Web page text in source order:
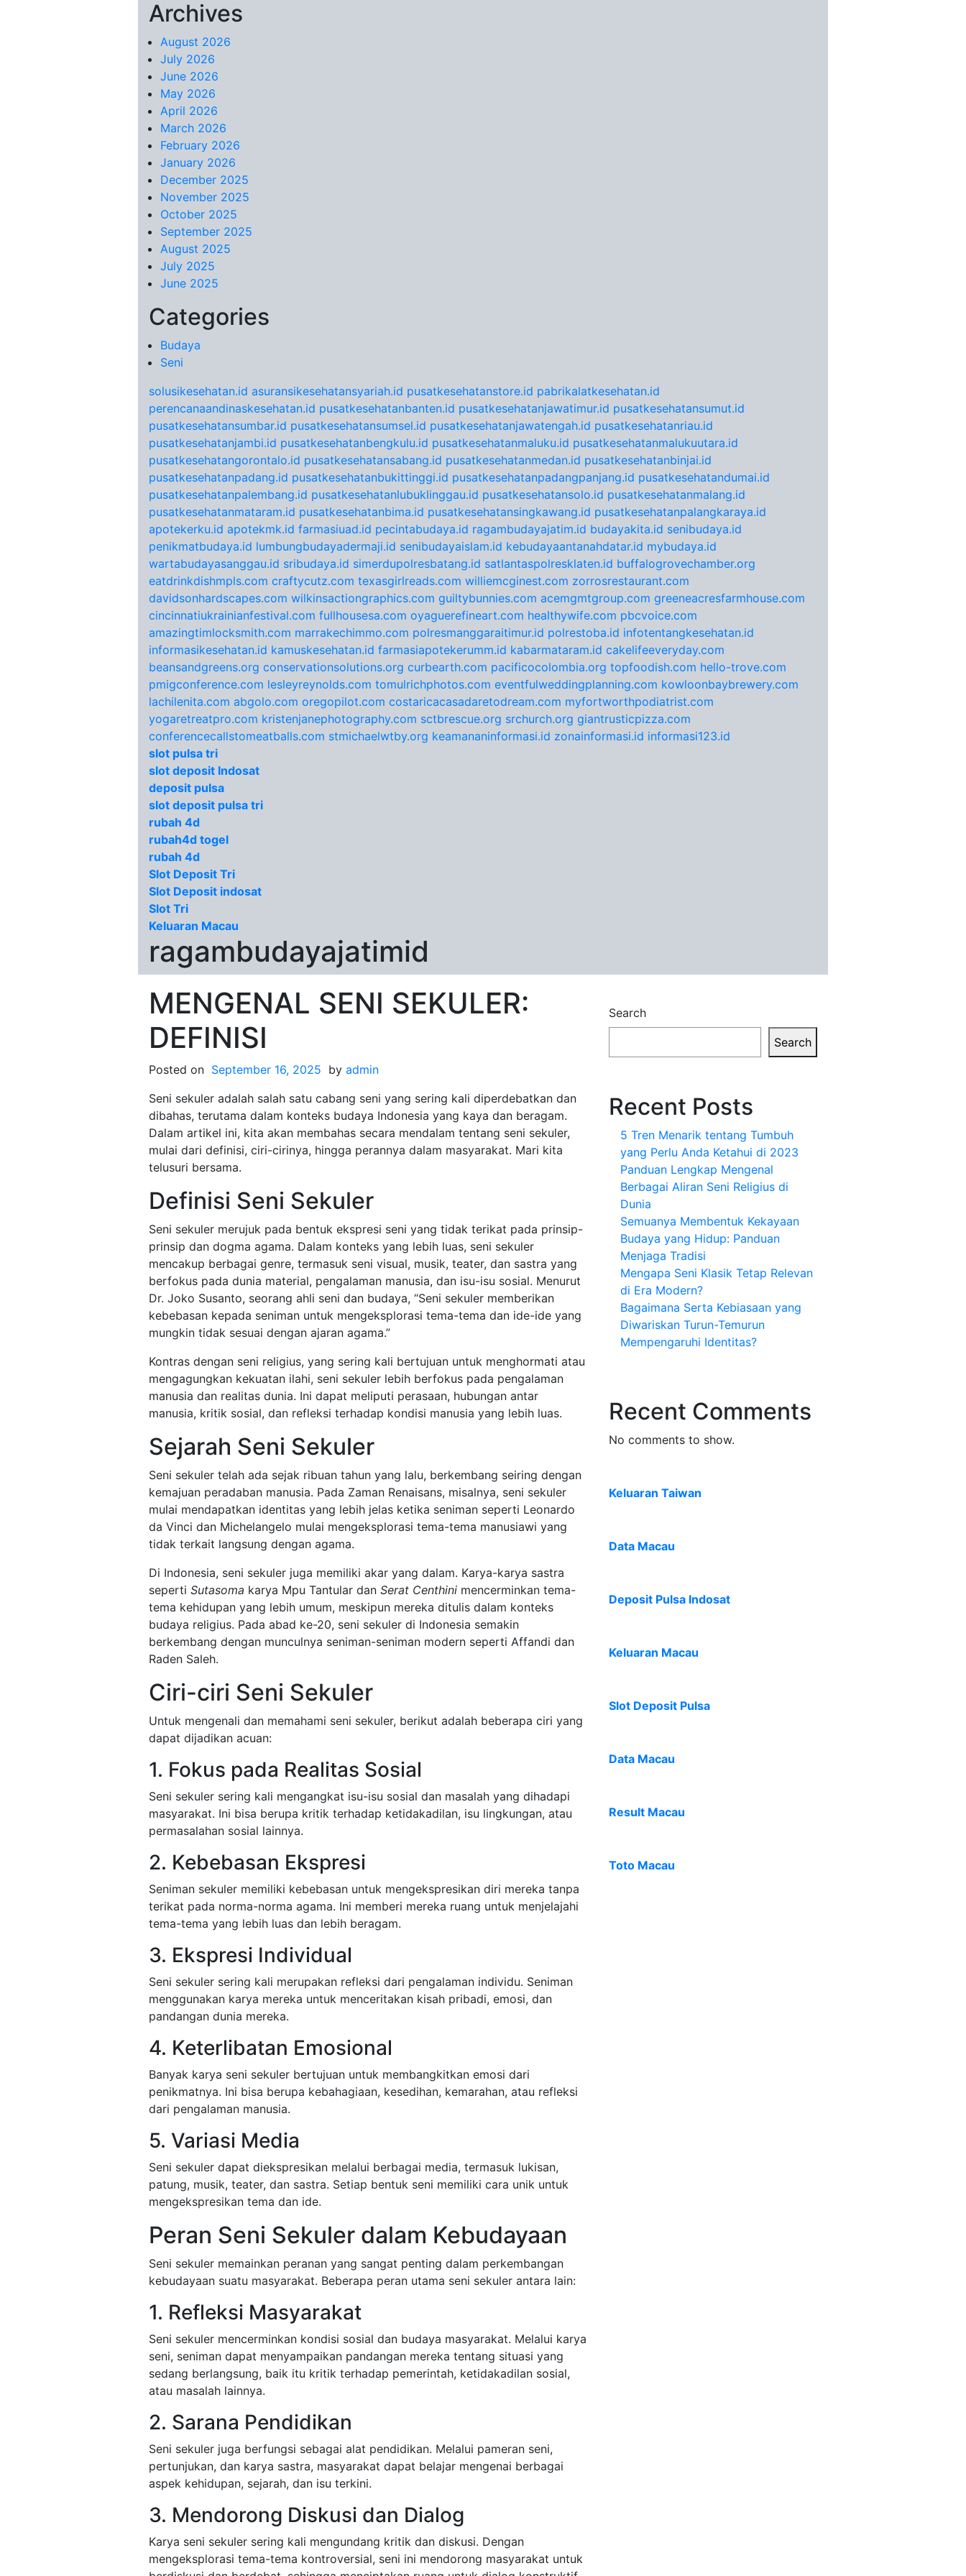
Skip to content
Archives
August 2026
July 2026
June 2026
May 2026
April 2026
March 2026
February 2026
January 2026
December 2025
November 2025
October 2025
September 2025
August 2025
July 2025
June 2025
Categories
Budaya
Seni
solusikesehatan.id asuransikesehatansyariah.id pusatkesehatanstore.id pabrikalatkesehatan.id
perencanaandinaskesehatan.id pusatkesehatanbanten.id pusatkesehatanjawatimur.id pusatkesehatansumut.id
pusatkesehatansumbar.id pusatkesehatansumsel.id pusatkesehatanjawatengah.id pusatkesehatanriau.id
pusatkesehatanjambi.id pusatkesehatanbengkulu.id pusatkesehatanmaluku.id pusatkesehatanmalukuutara.id
pusatkesehatangorontalo.id pusatkesehatansabang.id pusatkesehatanmedan.id pusatkesehatanbinjai.id
pusatkesehatanpadang.id pusatkesehatanbukittinggi.id pusatkesehatanpadangpanjang.id pusatkesehatandumai.id
pusatkesehatanpalembang.id pusatkesehatanlubuklinggau.id pusatkesehatansolo.id pusatkesehatanmalang.id
pusatkesehatanmataram.id pusatkesehatanbima.id pusatkesehatansingkawang.id pusatkesehatanpalangkaraya.id
apotekerku.id apotekmk.id farmasiuad.id pecintabudaya.id ragambudayajatim.id budayakita.id senibudaya.id
penikmatbudaya.id lumbungbudayadermaji.id senibudayaislam.id kebudayaantanahdatar.id mybudaya.id
wartabudayasanggau.id sribudaya.id simerdupolresbatang.id satlantaspolresklaten.id buffalogrovechamber.org
eatdrinkdishmpls.com craftycutz.com texasgirlreads.com williemcginest.com zorrosrestaurant.com
davidsonhardscapes.com wilkinsactiongraphics.com guiltybunnies.com acemgmtgroup.com greeneacresfarmhouse.com
cincinnatiukrainianfestival.com fullhousesa.com oyaguerefineart.com healthywife.com pbcvoice.com
amazingtimlocksmith.com marrakechimmo.com polresmanggaraitimur.id polrestoba.id infotentangkesehatan.id
informasikesehatan.id kamuskesehatan.id farmasiapotekerumm.id kabarmataram.id cakelifeeveryday.com
beansandgreens.org conservationsolutions.org curbearth.com pacificocolombia.org topfoodish.com hello-trove.com
pmigconference.com lesleyreynolds.com tomulrichphotos.com eventfulweddingplanning.com kowloonbaybrewery.com
lachilenita.com abgolo.com oregopilot.com costaricacasadaretodream.com myfortworthpodiatrist.com
yogaretreatpro.com kristenjanephotography.com sctbrescue.org srchurch.org giantrusticpizza.com
conferencecallstomeatballs.com stmichaelwtby.org keamananinformasi.id zonainformasi.id informasi123.id
slot pulsa tri
slot deposit Indosat
deposit pulsa
slot deposit pulsa tri
rubah 4d
rubah4d togel
rubah 4d
Slot Deposit Tri
Slot Deposit indosat
Slot Tri
Keluaran Macau
ragambudayajatimid
MENGENAL SENI SEKULER:
DEFINISI
Posted on September 16, 2025 by admin
Seni sekuler adalah salah satu cabang seni yang sering kali diperdebatkan dan
dibahas, terutama dalam konteks budaya Indonesia yang kaya dan beragam.
Dalam artikel ini, kita akan membahas secara mendalam tentang seni sekuler,
mulai dari definisi, ciri-cirinya, hingga perannya dalam masyarakat. Mari kita
telusuri bersama.
Definisi Seni Sekuler
Seni sekuler merujuk pada bentuk ekspresi seni yang tidak terikat pada prinsip-
prinsip dan dogma agama. Dalam konteks yang lebih luas, seni sekuler
mencakup berbagai genre, termasuk seni visual, musik, teater, dan sastra yang
berfokus pada dunia material, pengalaman manusia, dan isu-isu sosial. Menurut
Dr. Joko Susanto, seorang ahli seni dan budaya, “Seni sekuler memberikan
kebebasan kepada seniman untuk mengeksplorasi tema-tema dan ide-ide yang
mungkin tidak sesuai dengan ajaran agama.”
Kontras dengan seni religius, yang sering kali bertujuan untuk menghormati atau
mengagungkan kekuatan ilahi, seni sekuler lebih berfokus pada pengalaman
manusia dan realitas dunia. Ini dapat meliputi perasaan, hubungan antar
manusia, kritik sosial, dan refleksi terhadap kondisi manusia yang lebih luas.
Sejarah Seni Sekuler
Seni sekuler telah ada sejak ribuan tahun yang lalu, berkembang seiring dengan
kemajuan peradaban manusia. Pada Zaman Renaisans, misalnya, seni sekuler
mulai mendapatkan identitas yang lebih jelas ketika seniman seperti Leonardo
da Vinci dan Michelangelo mulai mengeksplorasi tema-tema manusiawi yang
tidak terkait langsung dengan agama.
Di Indonesia, seni sekuler juga memiliki akar yang dalam. Karya-karya sastra
seperti Sutasoma karya Mpu Tantular dan Serat Centhini mencerminkan tema-
tema kehidupan yang lebih umum, meskipun mereka ditulis dalam konteks
budaya religius. Pada abad ke-20, seni sekuler di Indonesia semakin
berkembang dengan munculnya seniman-seniman modern seperti Affandi dan
Raden Saleh.
Ciri-ciri Seni Sekuler
Untuk mengenali dan memahami seni sekuler, berikut adalah beberapa ciri yang
dapat dijadikan acuan:
1. Fokus pada Realitas Sosial
Seni sekuler sering kali mengangkat isu-isu sosial dan masalah yang dihadapi
masyarakat. Ini bisa berupa kritik terhadap ketidakadilan, isu lingkungan, atau
permasalahan sosial lainnya.
2. Kebebasan Ekspresi
Seniman sekuler memiliki kebebasan untuk mengekspresikan diri mereka tanpa
terikat pada norma-norma agama. Ini memberi mereka ruang untuk menjelajahi
tema-tema yang lebih luas dan lebih beragam.
3. Ekspresi Individual
Seni sekuler sering kali merupakan refleksi dari pengalaman individu. Seniman
menggunakan karya mereka untuk menceritakan kisah pribadi, emosi, dan
pandangan dunia mereka.
4. Keterlibatan Emosional
Banyak karya seni sekuler bertujuan untuk membangkitkan emosi dari
penikmatnya. Ini bisa berupa kebahagiaan, kesedihan, kemarahan, atau refleksi
dari pengalaman manusia.
5. Variasi Media
Seni sekuler dapat diekspresikan melalui berbagai media, termasuk lukisan,
patung, musik, teater, dan sastra. Setiap bentuk seni memiliki cara unik untuk
mengekspresikan tema dan ide.
Peran Seni Sekuler dalam Kebudayaan
Seni sekuler memainkan peranan yang sangat penting dalam perkembangan
kebudayaan suatu masyarakat. Beberapa peran utama seni sekuler antara lain:
1. Refleksi Masyarakat
Seni sekuler mencerminkan kondisi sosial dan budaya masyarakat. Melalui karya
seni, seniman dapat menyampaikan pandangan mereka tentang situasi yang
sedang berlangsung, baik itu kritik terhadap pemerintah, ketidakadilan sosial,
atau masalah lainnya.
2. Sarana Pendidikan
Seni sekuler juga berfungsi sebagai alat pendidikan. Melalui pameran seni,
pertunjukan, dan karya sastra, masyarakat dapat belajar mengenai berbagai
aspek kehidupan, sejarah, dan isu terkini.
3. Mendorong Diskusi dan Dialog
Karya seni sekuler sering kali mengundang kritik dan diskusi. Dengan
mengeksplorasi tema-tema kontroversial, seni ini mendorong masyarakat untuk
Search
Search
Recent Posts
5 Tren Menarik tentang Tumbuh
yang Perlu Anda Ketahui di 2023
Panduan Lengkap Mengenal
Berbagai Aliran Seni Religius di
Dunia
Semuanya Membentuk Kekayaan
Budaya yang Hidup: Panduan
Menjaga Tradisi
Mengapa Seni Klasik Tetap Relevan
di Era Modern?
Bagaimana Serta Kebiasaan yang
Diwariskan Turun-Temurun
Mempengaruhi Identitas?
Recent Comments
No comments to show.
Keluaran Taiwan
Data Macau
Deposit Pulsa Indosat
Keluaran Macau
Slot Deposit Pulsa
Data Macau
Result Macau
Toto Macau